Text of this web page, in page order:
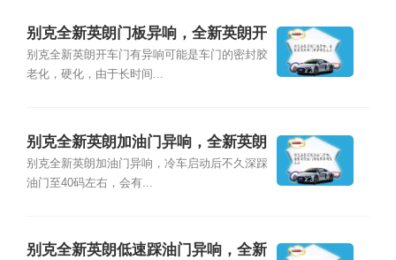
别克全新英朗门板异响，全新英朗开
车门有异响怎么办
别克全新英朗开车门有异响可能是车门的密封胶
老化，硬化，由于长时间...
别克全新英朗加油门异响，全新英朗
油门踏板有异响怎么办
别克全新英朗加油门异响，冷车启动后不久深踩
油门至40码左右，会有...
别克全新英朗低速踩油门异响，全新